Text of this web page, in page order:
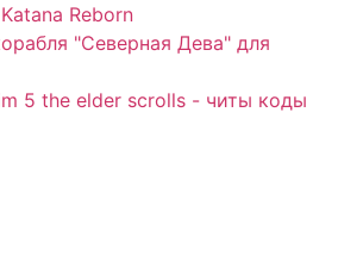
Reborn
"Северная Дева" для